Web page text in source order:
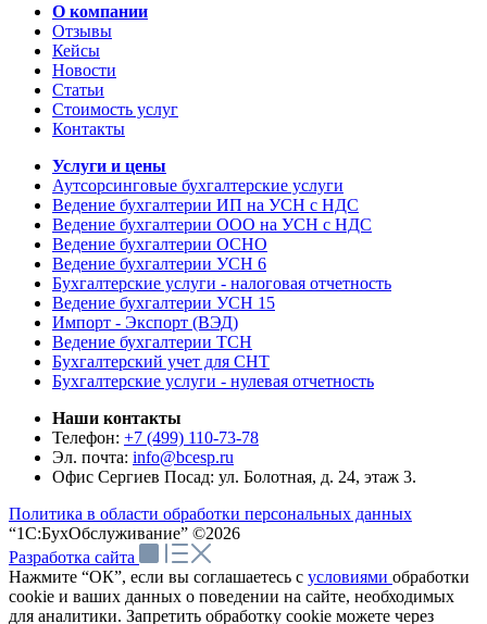
О компании
Отзывы
Кейсы
Новости
Статьи
Стоимость услуг
Контакты
Услуги и цены
Аутсорсинговые бухгалтерские услуги
Ведение бухгалтерии ИП на УСН с НДС
Ведение бухгалтерии ООО на УСН с НДС
Ведение бухгалтерии ОСНО
Ведение бухгалтерии УСН 6
Бухгалтерские услуги - налоговая отчетность
Ведение бухгалтерии УСН 15
Импорт - Экспорт (ВЭД)
Ведение бухгалтерии ТСН
Бухгалтерский учет для СНТ
Бухгалтерские услуги - нулевая отчетность
Наши контакты
Телефон: +7 (499) 110-73-78
Эл. почта: info@bcesp.ru
Офис Сергиев Посад: ул. Болотная, д. 24, этаж 3.
Политика в области обработки персональных данных
“1С:БухОбслуживание” ©2026
Разработка сайта
Нажмите “ОК”, если вы соглашаетесь с условиями обработки
cookie и ваших данных о поведении на сайте, необходимых
для аналитики. Запретить обработку cookie можете через